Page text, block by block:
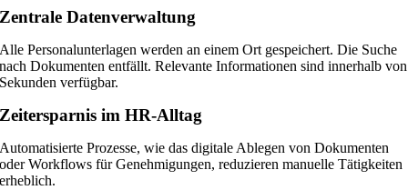
Zentrale Datenverwaltung
Alle Personalunterlagen werden an einem Ort gespeichert. Die Suche
nach Dokumenten entfällt. Relevante Informationen sind innerhalb von
Sekunden verfügbar.
Zeitersparnis im HR-Alltag
Automatisierte Prozesse, wie das digitale Ablegen von Dokumenten
oder Workflows für Genehmigungen, reduzieren manuelle Tätigkeiten
erheblich.